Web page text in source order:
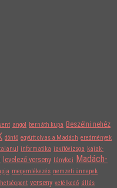
angol bernáth kupa Beszélni nehéz
döntő együtt olvas a Madách eredmények
informatika javítóvizsga kajak-
levelező verseny lányfoci Madách-
megemlékezés nemzeti ünnepek
verseny vetélkedő állás